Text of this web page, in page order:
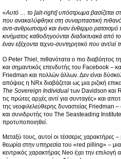
«Αυτό … το [alt-right] υπόστρωμα βασίζεται
που ανακαλύφθηκε στη συναρπαστική
αντι-ανθρωπισμό και έναν ένθερμο ρατσισμό
κινήματος καθοδηγούνται διαδικτυακά
έναν εξέχοντα τεχνο-συντηρητικό που
Ο Peter Thiel, πιθανότατα ο πιο διαβόητος
και σημαντικός επενδυτής του Facebook –
Friedman και πολλών άλλων. Δεν είναι
απόψεις η NRx διαβάζεται ως μια ριζική
The Sovereign Individual των Davidson και
τις πρώτες αρχές αντί για συνταγές» και
της νεοφιλελεύθερης δυναστείας Friedman
και συνιδρυτής του The Seasteading
προτυποποιηθεί.
Μεταξύ τους, αυτοί οι τέσσερις
θεωρία στην υπηρεσία του «red pilling» –
κεντρικός χαρακτήρας Neo έχει την επιλογή